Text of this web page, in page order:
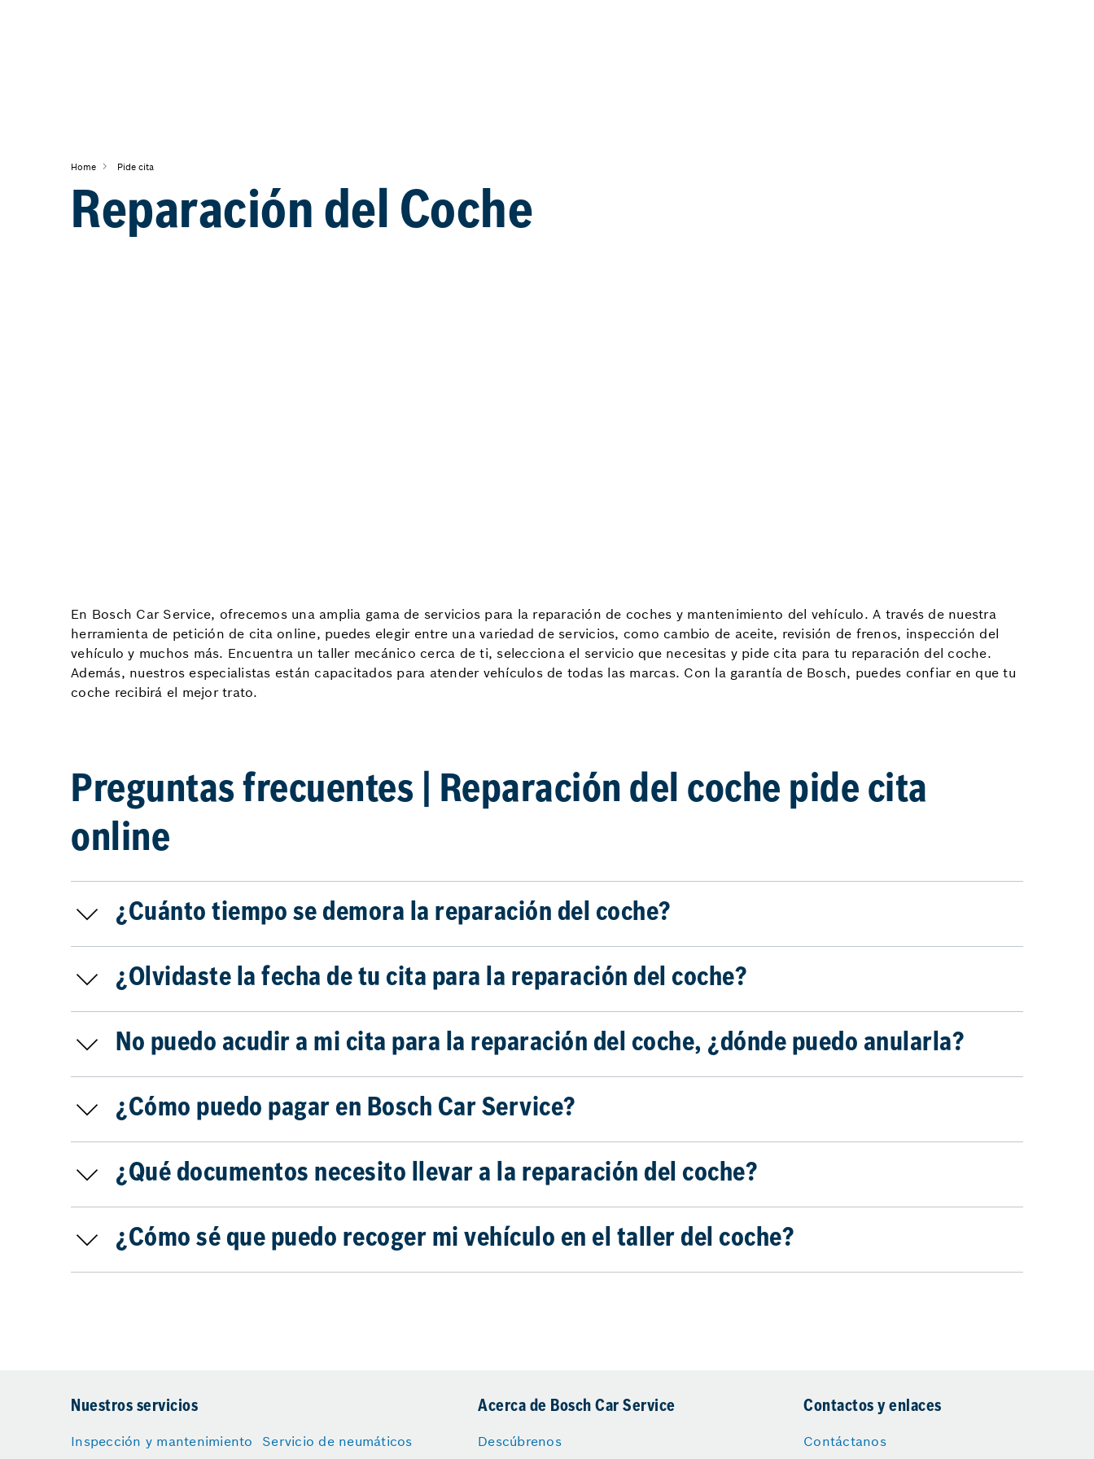
Home Pide cita
Reparación del Coche
En Bosch Car Service, ofrecemos una amplia gama de servicios para la reparación de coches y mantenimiento del vehículo. A través de nuestra
herramienta de petición de cita online, puedes elegir entre una variedad de servicios, como cambio de aceite, revisión de frenos, inspección del
vehículo y muchos más. Encuentra un taller mecánico cerca de ti, selecciona el servicio que necesitas y pide cita para tu reparación del coche.
Además, nuestros especialistas están capacitados para atender vehículos de todas las marcas. Con la garantía de Bosch, puedes confiar en que tu
coche recibirá el mejor trato.
Preguntas frecuentes | Reparación del coche pide cita
online
¿Cuánto tiempo se demora la reparación del coche?
¿Olvidaste la fecha de tu cita para la reparación del coche?
No puedo acudir a mi cita para la reparación del coche, ¿dónde puedo anularla?
¿Cómo puedo pagar en Bosch Car Service?
¿Qué documentos necesito llevar a la reparación del coche?
¿Cómo sé que puedo recoger mi vehículo en el taller del coche?
Nuestros servicios
Inspección y mantenimiento Servicio de neumáticos
Acerca de Bosch Car Service
Descúbrenos
Contactos y enlaces
Contáctanos